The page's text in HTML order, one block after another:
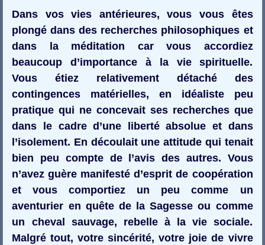
Dans vos vies antérieures, vous vous êtes
plongé dans des recherches philosophiques et
dans la méditation car vous accordiez
beaucoup d’importance à la vie spirituelle.
Vous étiez relativement détaché des
contingences matérielles, en idéaliste peu
pratique qui ne concevait ses recherches que
dans le cadre d’une liberté absolue et dans
l’isolement. En découlait une attitude qui tenait
bien peu compte de l’avis des autres. Vous
n’avez guère manifesté d’esprit de coopération
et vous comportiez un peu comme un
aventurier en quête de la Sagesse ou comme
un cheval sauvage, rebelle à la vie sociale.
Malgré tout, votre sincérité, votre joie de vivre